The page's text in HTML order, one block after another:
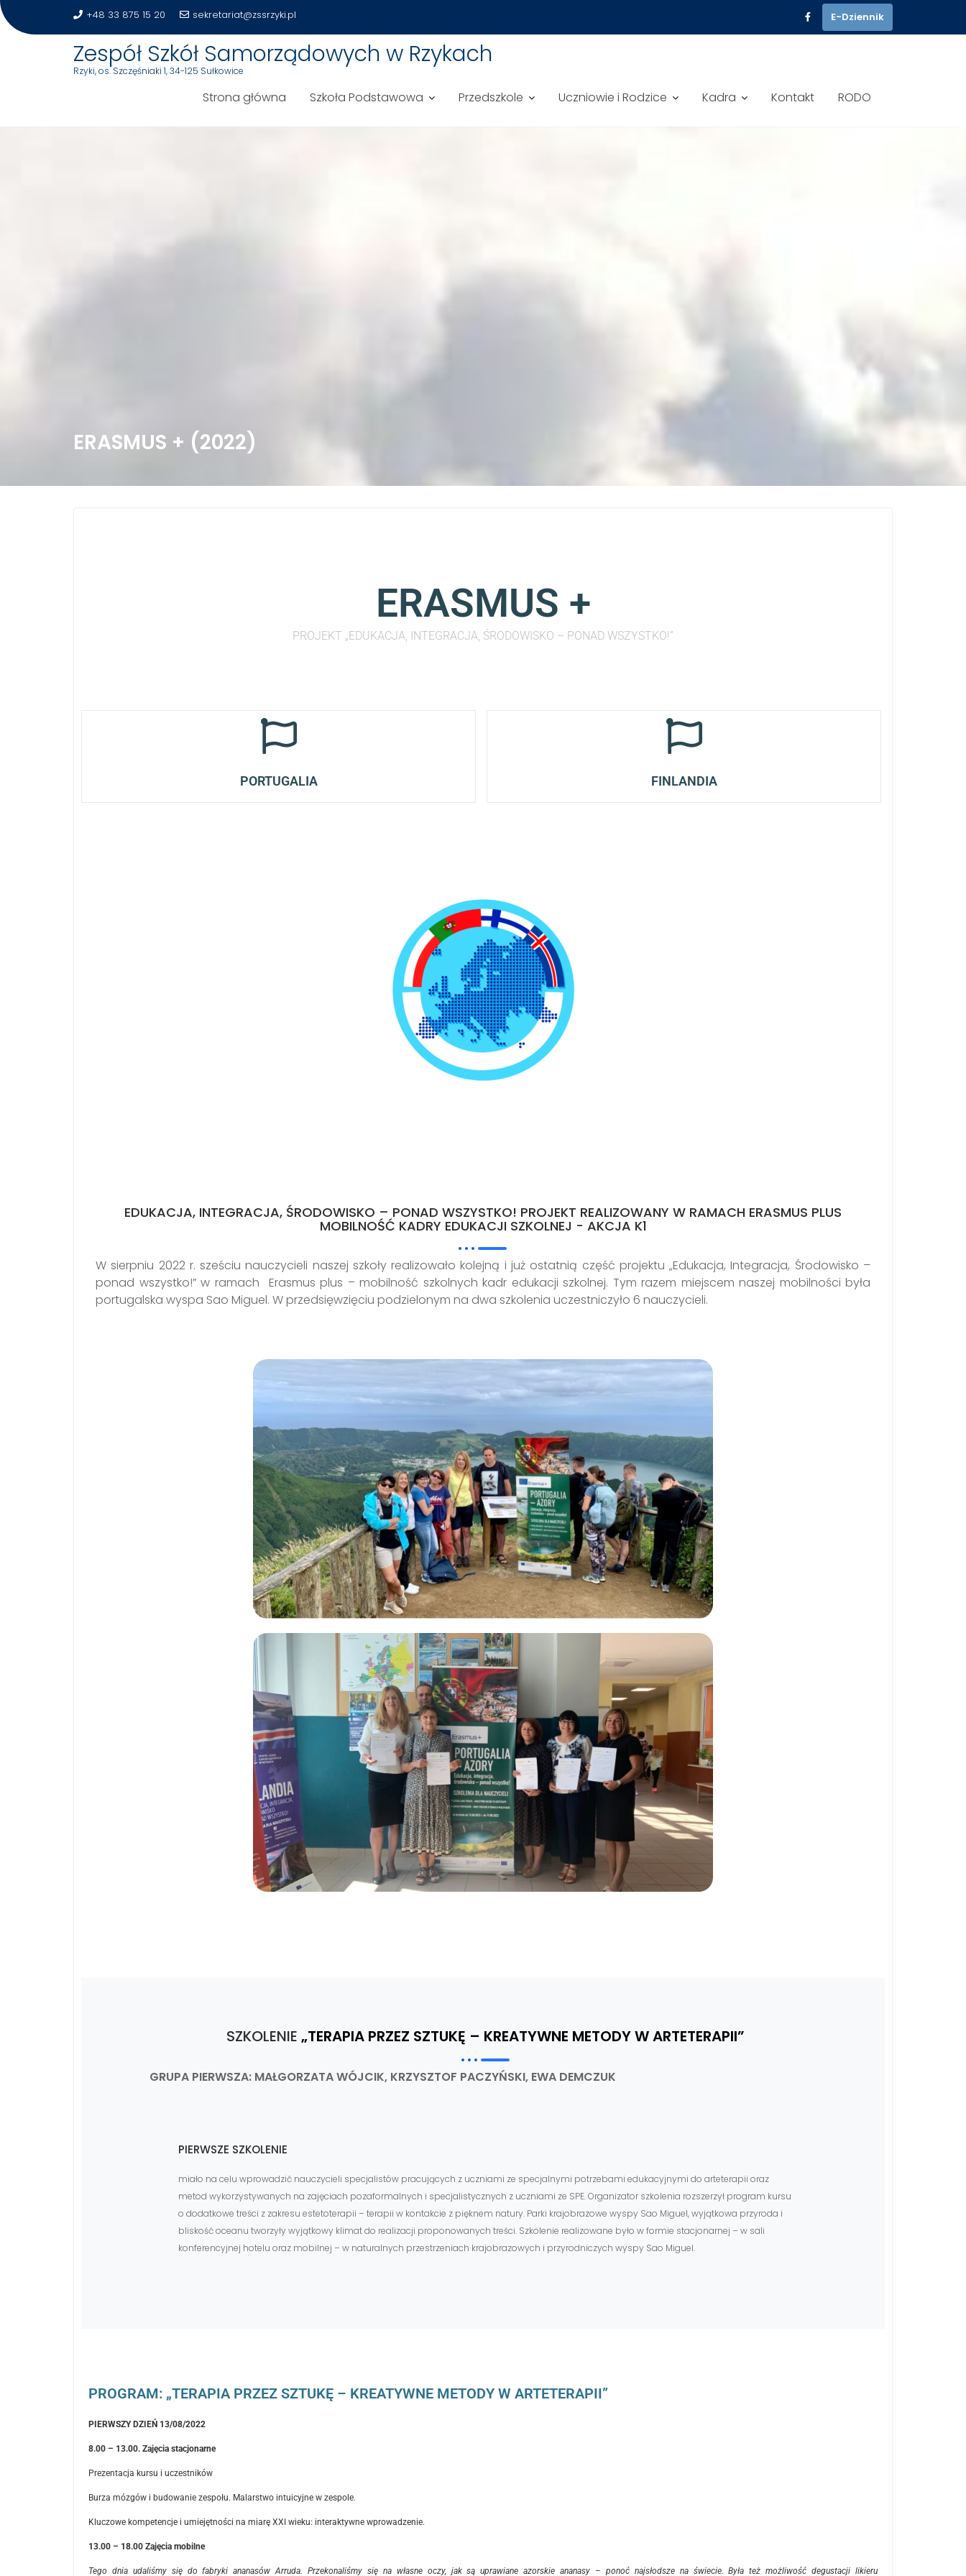
+48 33 875 15 20 sekretariat@zssrzyki.pl E-Dziennik
Zespół Szkół Samorządowych w Rzykach
Rzyki, os. Szczęśniaki 1, 34-125 Sułkowice
Strona główna Szkoła Podstawowa Przedszkole Uczniowie i Rodzice Kadra Kontakt RODO
ERASMUS + (2022)
ERASMUS +
PROJEKT „EDUKACJA, INTEGRACJA, ŚRODOWISKO – PONAD WSZYSTKO!”
PORTUGALIA FINLANDIA
EDUKACJA, INTEGRACJA, ŚRODOWISKO – PONAD WSZYSTKO! PROJEKT REALIZOWANY W RAMACH ERASMUS PLUS
MOBILNOŚĆ KADRY EDUKACJI SZKOLNEJ - AKCJA K1
W sierpniu 2022 r. sześciu nauczycieli naszej szkoły realizowało kolejną i już ostatnią część projektu „Edukacja, Integracja, Środowisko –
ponad wszystko!” w ramach Erasmus plus – mobilność szkolnych kadr edukacji szkolnej. Tym razem miejscem naszej mobilności była
portugalska wyspa Sao Miguel. W przedsięwzięciu podzielonym na dwa szkolenia uczestniczyło 6 nauczycieli.
SZKOLENIE„TERAPIA PRZEZ SZTUKĘ – KREATYWNE METODY W ARTETERAPII”
GRUPA PIERWSZA: MAŁGORZATA WÓJCIK, KRZYSZTOF PACZYŃSKI, EWA DEMCZUK
PIERWSZE SZKOLENIE
miało na celu wprowadzić nauczycieli specjalistów pracujących z uczniami ze specjalnymi potrzebami edukacyjnymi do arteterapii oraz
metod wykorzystywanych na zajęciach pozaformalnych i specjalistycznych z uczniami ze SPE. Organizator szkolenia rozszerzył program kursu
o dodatkowe treści z zakresu estetoterapii – terapii w kontakcie z pięknem natury. Parki krajobrazowe wyspy Sao Miguel, wyjątkowa przyroda i
bliskość oceanu tworzyły wyjątkowy klimat do realizacji proponowanych treści. Szkolenie realizowane było w formie stacjonarnej – w sali
konferencyjnej hotelu oraz mobilnej – w naturalnych przestrzeniach krajobrazowych i przyrodniczych wyspy Sao Miguel.
PROGRAM: „TERAPIA PRZEZ SZTUKĘ – KREATYWNE METODY W ARTETERAPII”
PIERWSZY DZIEŃ 13/08/2022
8.00 – 13.00. Zajęcia stacjonarne
Prezentacja kursu i uczestników
Burza mózgów i budowanie zespołu. Malarstwo intuicyjne w zespole.
Kluczowe kompetencje i umiejętności na miarę XXI wieku: interaktywne wprowadzenie.
13.00 – 18.00 Zajęcia mobilne
Tego dnia udaliśmy się do fabryki ananasów Arruda. Przekonaliśmy się na własne oczy, jak są uprawiane azorskie ananasy – ponoć najsłodsze na świecie. Była też możliwość degustacji likieru